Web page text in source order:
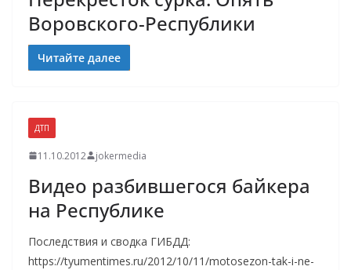
Воровского-Республики
Читайте далее
ДТП
11.10.2012 jokermedia
Видео разбившегося байкера
на Республике
Последствия и сводка ГИБДД:
https://tyumentimes.ru/2012/10/11/motosezon-tak-i-ne-